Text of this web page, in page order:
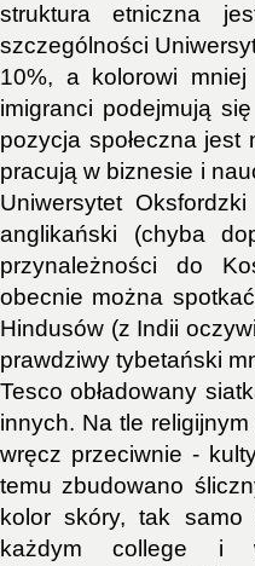
struktura etniczna
szczególności
10%, a kolorowi
imigranci podejmują
pozycja społeczna
pracują w biznesie i
Uniwersytet
anglikański (chyba
przynależności do
obecnie można
Hindusów (z Indii
prawdziwy tybetański
Tesco obładowany
innych. Na tle
wręcz przeciwnie -
temu zbudowano
kolor skóry, tak samo
każdym college i